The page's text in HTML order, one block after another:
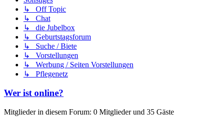
↳ Off Topic
↳ Chat
↳ die Jubelbox
↳ Geburtstagsforum
↳ Suche / Biete
↳ Vorstellungen
↳ Werbung / Seiten Vorstellungen
↳ Pflegenetz
Wer ist online?
Mitglieder in diesem Forum: 0 Mitglieder und 35 Gäste